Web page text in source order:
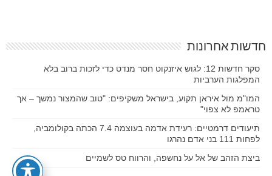
חדשות אחרונות
סקר חדשות 12: לגוש איזנקוט חסר מנדט כדי לזכות ברוב בלא
המפלגות הערביות
המו"מ מול איראן תקוע, בישראל משקיפים: "טוב שהמצור נמשך – אך
טראמפ לא צפוי"
תיעודים דרמטיים: רעידת אדמה בעוצמה 7.4 הכתה בקולומביה,
לפחות 111 בני אדם נהרגו
ביצת הזהב של אל על נחשפה, והרווח טס לשמיים